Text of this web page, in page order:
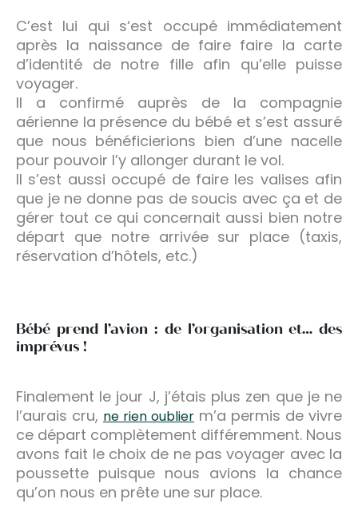
C’est lui qui s‘est occupé immédiatement
après la naissance de faire faire la carte
d’identité de notre fille afin qu’elle puisse
voyager.
Il a confirmé auprès de la compagnie
aérienne la présence du bébé et s’est assuré
que nous bénéficierions bien d’une nacelle
pour pouvoir l’y allonger durant le vol.
Il s’est aussi occupé de faire les valises afin
que je ne donne pas de soucis avec ça et de
gérer tout ce qui concernait aussi bien notre
départ que notre arrivée sur place (taxis,
réservation d’hôtels, etc.)
Bébé prend l’avion : de l’organisation et… des
imprévus !
Finalement le jour J, j’étais plus zen que je ne
l’aurais cru, ne rien oublier m’a permis de vivre
ce départ complètement différemment. Nous
avons fait le choix de ne pas voyager avec la
poussette puisque nous avions la chance
qu’on nous en prête une sur place.